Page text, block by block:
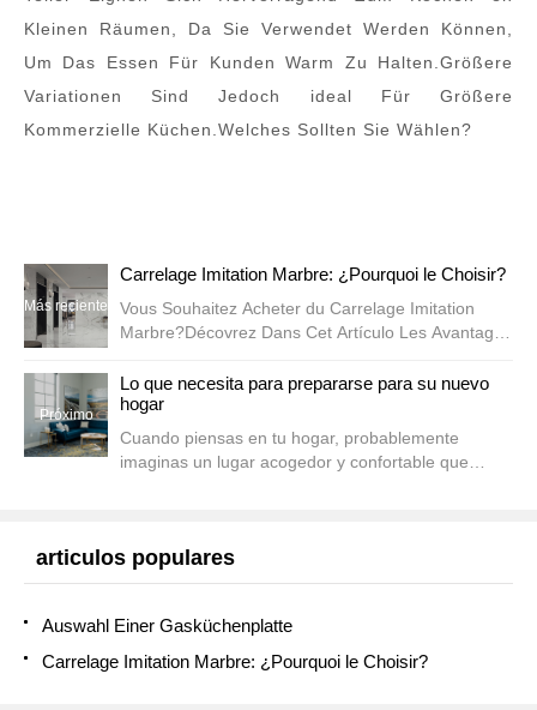
Kleinen Räumen, Da Sie Verwendet Werden Können,
Um Das Essen Für Kunden Warm Zu Halten.Größere
Variationen Sind Jedoch ideal Für Größere
Kommerzielle Küchen.Welches Sollten Sie Wählen?
Más reciente
Carrelage Imitation Marbre: ¿Pourquoi le Choisir?
Vous Souhaitez Acheter du Carrelage Imitation
Marbre?Décovrez Dans Cet Artículo Les Avantages
Choisir.le Carrelage Effet Marbre Pour Un Intérieur
Design ...
Próximo
Lo que necesita para prepararse para su nuevo
hogar
Cuando piensas en tu hogar, probablemente
imaginas un lugar acogedor y confortable que
articulos populares
Auswahl Einer Gasküchenplatte
Carrelage Imitation Marbre: ¿Pourquoi le Choisir?